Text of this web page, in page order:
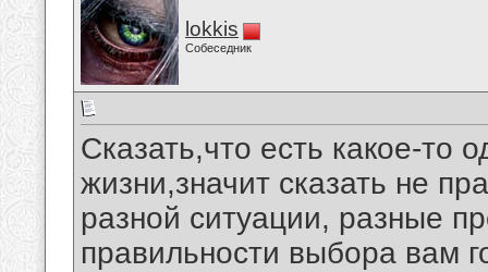
lokkis
Собеседник
Сказать,что есть какое-то
жизни,значит сказать не
разной ситуации, разные
правильности выбора вам